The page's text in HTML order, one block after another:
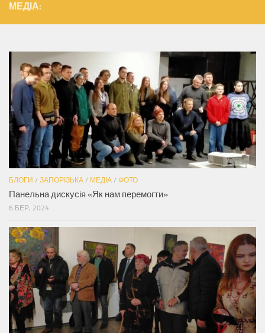
МЕДІА:
БЛОГИ / ЗАПОРІЗЬКА / МЕДІА / ФОТО
Панельна дискусія «Як нам перемогти»
6 БЕР, 2024